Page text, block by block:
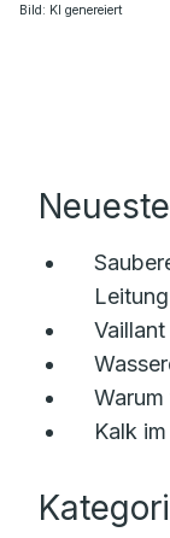
Bild: KI genereiert
Leitung
Kalk